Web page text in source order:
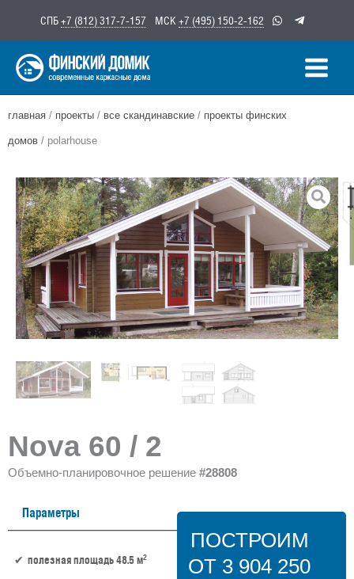
содержимому
СПБ+7 (812) 317-7-157 МСК +7 (495) 150-2-162
главная / проекты / все скандинавские / проекты финских
домов / polarhouse
Nova 60 / 2
Объемно-планировочное решение #28808
Параметры
полезная площадь 48.5 м2
ПОСТРОИМ
ОТ 3 904 250